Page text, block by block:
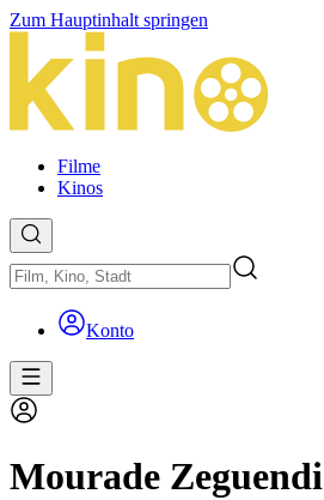
Zum Hauptinhalt springen
Filme
Kinos
Konto
Mourade Zeguendi